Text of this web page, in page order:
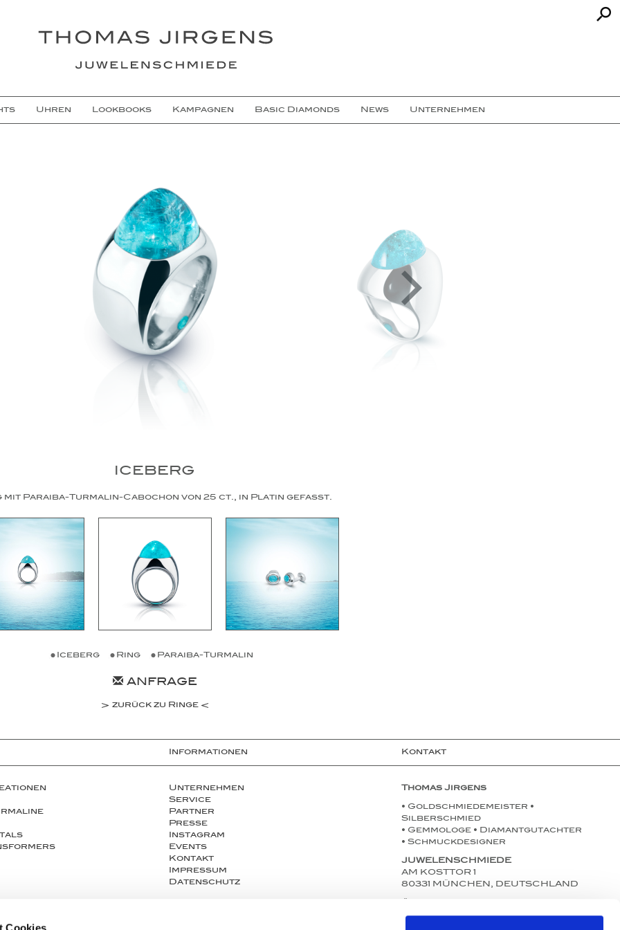
Cookies
Uhren Lookbooks Kampagnen Basic Diamonds News Unternehmen
ICEBERG
mit Paraiba-Turmalin-Cabochon von 25 ct., in Platin gefasst.
Iceberg Ring Paraiba-Turmalin
ANFRAGE
zurück zu Ringe
Informationen
Unternehmen
Service
Partner
Presse
Instagram
Events
Kontakt
Impressum
Datenschutz
Kontakt
Thomas Jirgens
• Goldschmiedemeister •
Silberschmied
• Gemmologe • Diamantgutachter
• Schmuckdesigner
JUWELENSCHMIEDE
AM KOSTTOR 1
80331 MÜNCHEN, DEUTSCHLAND
Mo. bis Fr. 11:00-18:30 Uhr